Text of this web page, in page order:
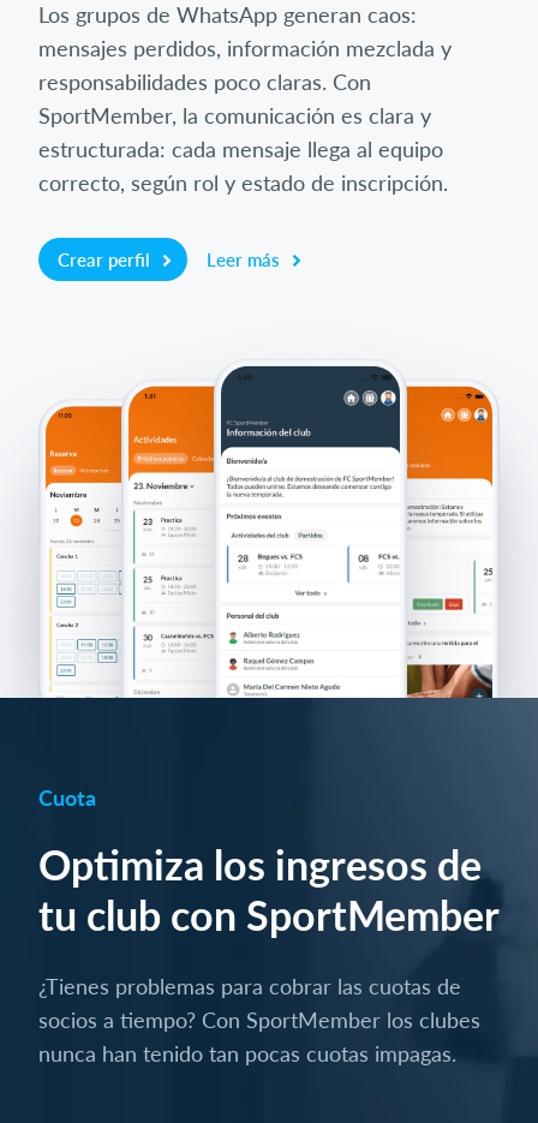
Los grupos de WhatsApp generan caos:
mensajes perdidos, información mezclada y
responsabilidades poco claras. Con
SportMember, la comunicación es clara y
estructurada: cada mensaje llega al equipo
correcto, según rol y estado de inscripción.
Crear perfil Leer más
Cuota
Optimiza los ingresos de
tu club con SportMember
¿Tienes problemas para cobrar las cuotas de
socios a tiempo? Con SportMember los clubes
nunca han tenido tan pocas cuotas impagas.